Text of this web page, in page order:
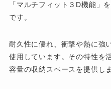
「マルチフィット３D機能」
です。
耐久性に優れ、衝撃や熱に強
使用しています。その特性を
容量の収納スペースを提供し